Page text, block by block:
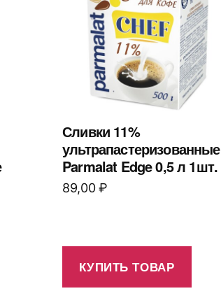
Сливки 11%
ультрапастеризованные
Parmalat Edge 0,5 л 1шт.
89,00₽
КУПИТЬ ТОВАР